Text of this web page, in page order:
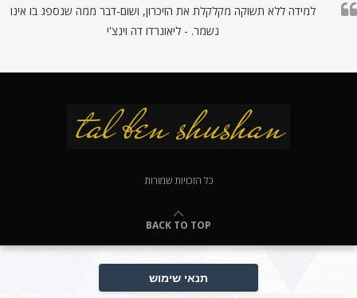
למידה ללא תשוקה מקלקלת את הזיכרון, ושום-דבר ממה שנספג בו אינו
נשמר. - ליאונרדו דה וינצ'י
כל הזכויות שמורות
BACK TO TOP
תנאי שימוש